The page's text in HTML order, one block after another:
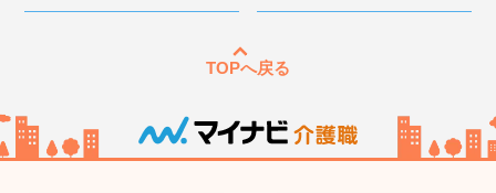
TOPへ戻る